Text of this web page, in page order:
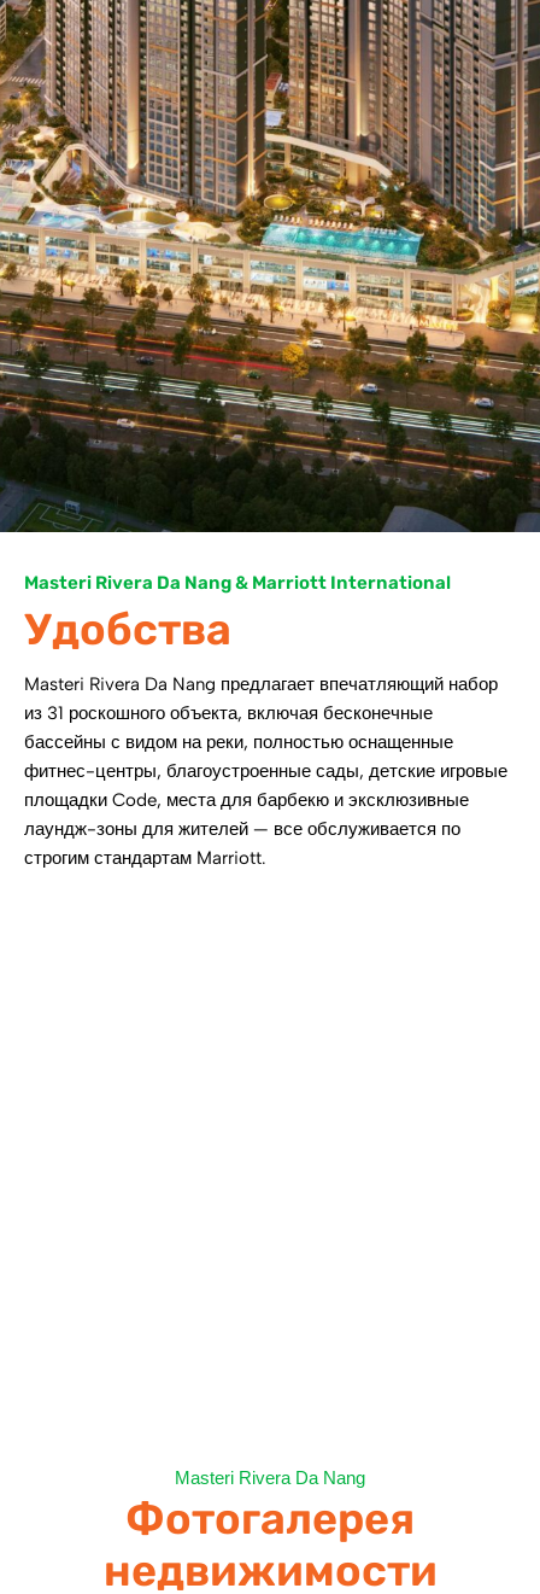
Masteri Rivera Da Nang & Marriott International
Удобства
Masteri Rivera Da Nang предлагает впечатляющий набор
из 31 роскошного объекта, включая бесконечные
бассейны с видом на реки, полностью оснащенные
фитнес-центры, благоустроенные сады, детские игровые
площадки Code, места для барбекю и эксклюзивные
лаундж-зоны для жителей — все обслуживается по
строгим стандартам Marriott.
Masteri Rivera Da Nang
Фотогалерея
недвижимости